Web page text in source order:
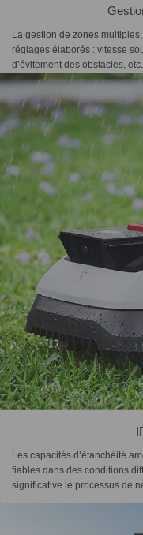
La gestion de zones
réglages élaborés : vitesse
d’évitement des obstacles, etc.
Les capacités d’étanchéité
fiables dans des conditions
significative le processus de